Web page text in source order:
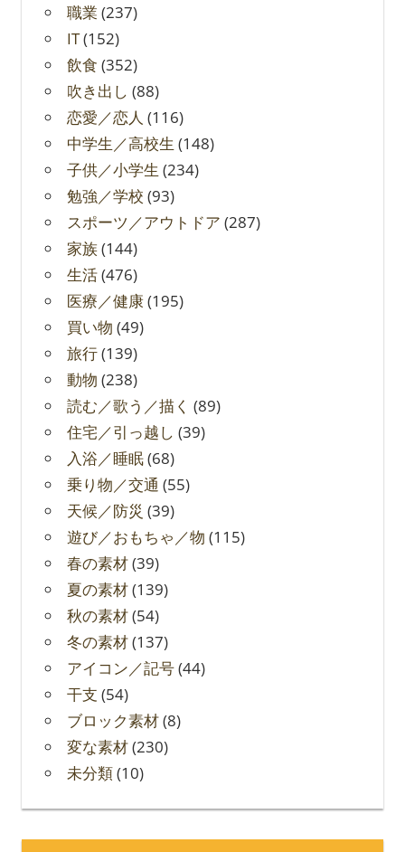
職業 (237)
IT(152)
飲食 (352)
吹き出し (88)
恋愛／恋人 (116)
中学生／高校生 (148)
子供／小学生 (234)
勉強／学校 (93)
スポーツ／アウトドア (287)
家族(144)
生活(476)
医療／健康(195)
買い物 (49)
旅行(139)
動物 (238)
読む／歌う／描く (89)
住宅／引っ越し (39)
入浴／睡眠(68)
乗り物／交通 (55)
天候／防災 (39)
遊び／おもちゃ／物 (115)
春の素材(39)
夏の素材(139)
秋の素材(54)
冬の素材(137)
アイコン／記号(44)
干支 (54)
ブロック素材(8)
変な素材(230)
未分類(10)